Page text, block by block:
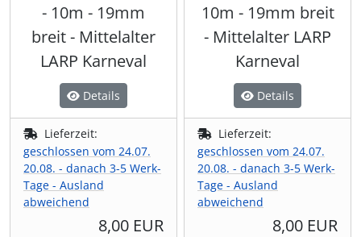
- 10m - 19mm
breit - Mittelalter
LARP Karneval
Details
Lieferzeit:
geschlossen vom 24.07.
20.08. - danach 3-5 Werk-
Tage - Ausland
abweichend
8,00 EUR
10m - 19mm breit
- Mittelalter LARP
Karneval
Details
Lieferzeit:
geschlossen vom 24.07.
20.08. - danach 3-5 Werk-
Tage - Ausland
abweichend
8,00 EUR